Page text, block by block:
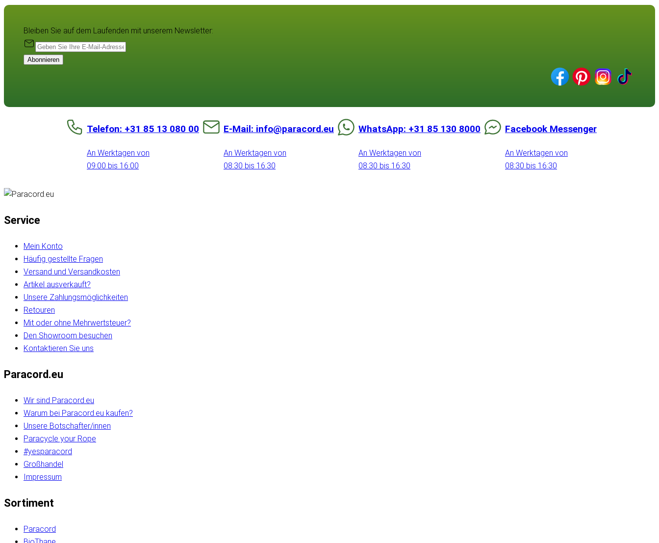
Bleiben Sie auf dem Laufenden mit unserem Newsletter:
Abonnieren
Telefon: +31 85 13 080 00
An Werktagen von
09:00 bis 16:00
E-Mail: info@paracord.eu
An Werktagen von
08:30 bis 16:30
WhatsApp: +31 85 130 8000
An Werktagen von
08:30 bis 16:30
Facebook Messenger
An Werktagen von
08:30 bis 16:30
Service
Mein Konto
Häufig gestellte Fragen
Versand und Versandkosten
Artikel ausverkauft?
Unsere Zahlungsmöglichkeiten
Retouren
Mit oder ohne Mehrwertsteuer?
Den Showroom besuchen
Kontaktieren Sie uns
Paracord.eu
Wir sind Paracord.eu
Warum bei Paracord.eu kaufen?
Unsere Botschafter/innen
Paracycle your Rope
#yesparacord
Großhandel
Impressum
Sortiment
Paracord